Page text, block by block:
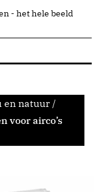
- het hele beeld
en natuur /
voor airco’s